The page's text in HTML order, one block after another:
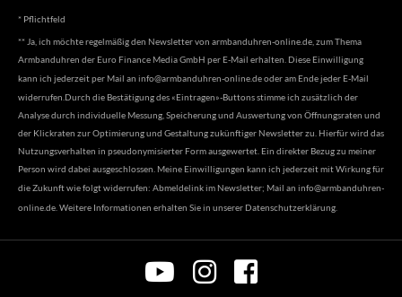
* Pflichtfeld
** Ja, ich möchte regelmäßig den Newsletter von armbanduhren-online.de, zum Thema
Armbanduhren der Euro Finance Media GmbH per E-Mail erhalten. Diese Einwilligung
kann ich jederzeit per Mail an info@armbanduhren-online.deoder am Ende jeder E-Mail
widerrufen.Durch die Bestätigung des «Eintragen»-Buttons stimme ich zusätzlich der
Analyse durch individuelle Messung, Speicherung und Auswertung von Öffnungsraten und
der Klickraten zur Optimierung und Gestaltung zukünftiger Newsletter zu. Hierfür wird das
Nutzungsverhalten in pseudonymisierter Form ausgewertet. Ein direkter Bezug zu meiner
Person wird dabei ausgeschlossen. Meine Einwilligungen kann ich jederzeit mit Wirkung für
die Zukunft wie folgt widerrufen: Abmeldelink im Newsletter; Mail an info@armbanduhren-
online.de . Weitere Informationen erhalten Sie in unserer Datenschutzerklärung